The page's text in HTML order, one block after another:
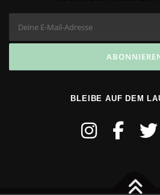
BLEIBE AUF DEM